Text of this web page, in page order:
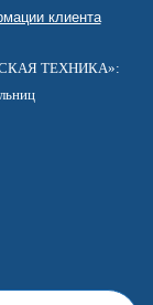
клиента
ТЕХНИКА»: